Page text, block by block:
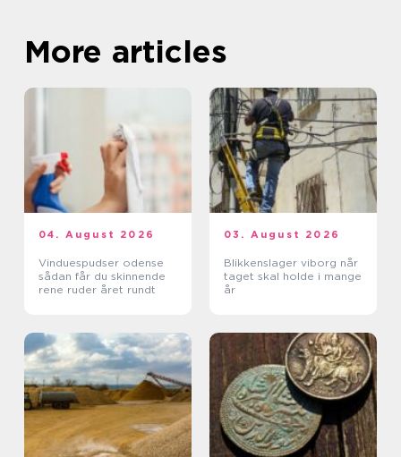
More articles
04. August 2026
Vinduespudser odense
sådan får du skinnende
rene ruder året rundt
03. August 2026
Blikkenslager viborg når
taget skal holde i mange
år